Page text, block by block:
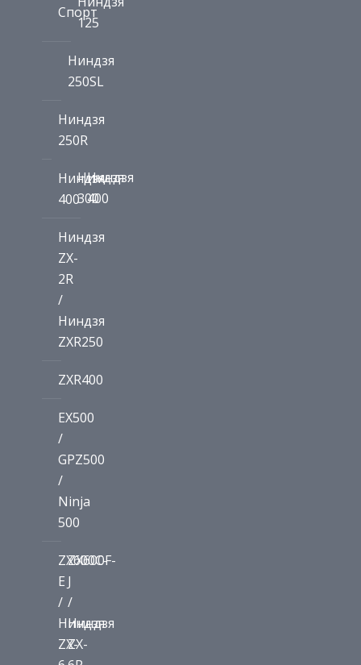
Спорт
125
Ниндзя
250SL
Ниндзя
250R
Ниндзя
400
Ниндзя
300
Ниндзя
400
Ниндзя
ZX-
2R
/
Ниндзя
ZXR250
ZXR400
EX500
/
GPZ500
/
Ninja
500
ZX600C-
E
/
Ниндзя
ZX-
ZX600F-
J
/
Ниндзя
ZX-